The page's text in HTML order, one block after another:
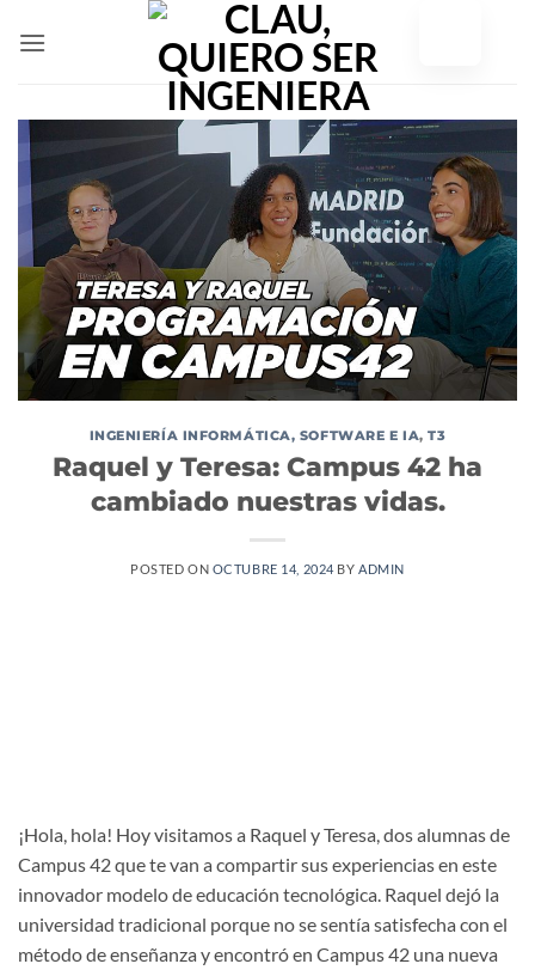
INGENIERÍA INFORMÁTICA, SOFTWARE E IA,T3
Raquel y Teresa: Campus 42 ha
cambiado nuestras vidas.
POSTED ON OCTUBRE 14, 2024 BY ADMIN
¡Hola, hola! Hoy visitamos a Raquel y Teresa, dos alumnas de
Campus 42 que te van a compartir sus experiencias en este
innovador modelo de educación tecnológica. Raquel dejó la
universidad tradicional porque no se sentía satisfecha con el
método de enseñanza y encontró en Campus 42 una nueva